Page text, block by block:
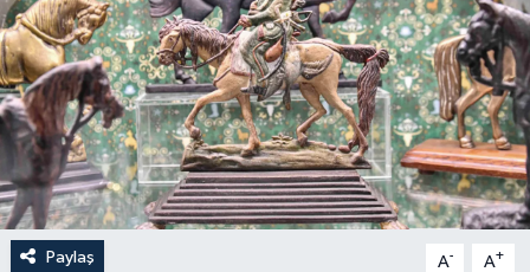
Paylaş A- A+